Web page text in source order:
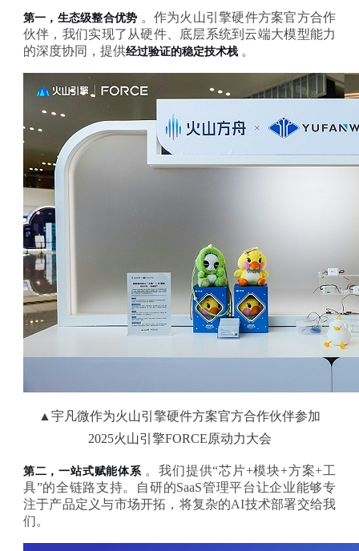
第一，生态级整合优势 。作为火山引擎硬件方案官方合作
伙伴，我们实现了从硬件、底层系统到云端大模型能力
的深度协同，提供经过验证的稳定技术栈 。
▲宇凡微作为火山引擎硬件方案官方合作伙伴参加
2025火山引擎FORCE原动力大会
第二，一站式赋能体系 。我们提供“芯片+模块+方案+工
具”的全链路支持。自研的SaaS管理平台让企业能够专
注于产品定义与市场开拓，将复杂的AI技术部署交给我
们。